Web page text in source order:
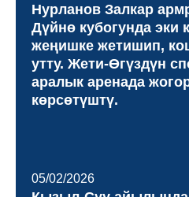
Нурланов Залкар
Дүйнө кубогунда эки
жеңишке жетишип,
утту. Жети-Өгүздүн
аралык аренада
көрсөтүштү.
05/02/2026